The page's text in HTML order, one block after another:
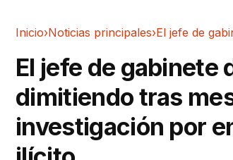
Inicio›Noticias principales›
El jefe de gabinete
dimitiendo tras
investigación por